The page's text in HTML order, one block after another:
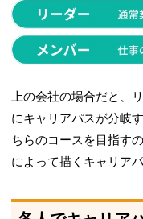
上の会社の場合だと、
にキャリアパスが分岐
ちらのコースを目指す
によって描くキャリア